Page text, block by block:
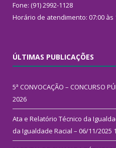
Fone: (91) 2992-1128
Horário de atendimento: 07:00 às
ÚLTIMAS PUBLICAÇÕES
5ª CONVOCAÇÃO – CONCURSO
2026
Ata e Relatório Técnico da
da Igualdade Racial – 06/11/2025